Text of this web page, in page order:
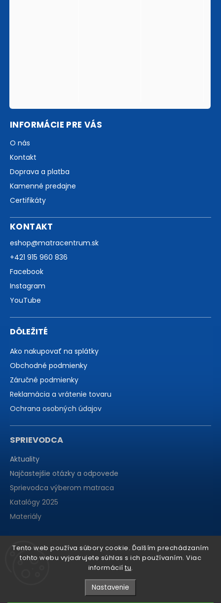
Tento web používa súbory cookie. Ďalším prechádzaním
tohto webu vyjadrujete súhlas s ich používaním. Viac
informácií tu.
Nastavenie
INFORMÁCIE PRE VÁS
O nás
Kontakt
Doprava a platba
Kamenné predajne
Certifikáty
KONTAKT
eshop@matracentrum.sk
+421 915 960 836
Facebook
Instagram
YouTube
DÔLEŽITÉ
Ako nakupovať na splátky
Obchodné podmienky
Záručné podmienky
Reklamácia a vrátenie tovaru
Ochrana osobných údajov
SPRIEVODCA
Aktuality
Najčastejšie otázky a odpovede
Sprievodca výberom matraca
Katalógy 2025
Materiály